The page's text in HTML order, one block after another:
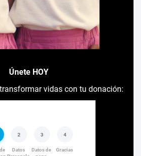
Únete HOY
vidas con tu donación: